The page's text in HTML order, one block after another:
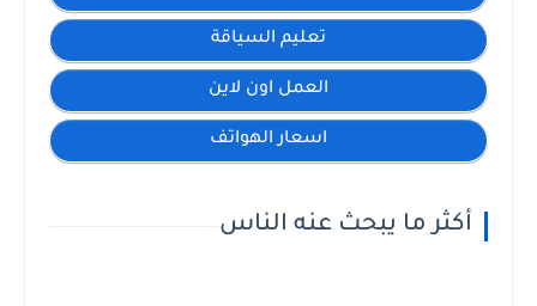
تعليم السياقة
العمل اون لاين
اسعار الهواتف
أكثر ما يبحث عنه الناس